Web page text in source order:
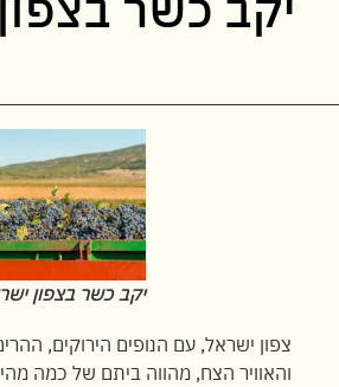
יקב כשר בצפון
צפון ישראל, עם הנופים הירוקים,
והאוויר הצח, מהווה ביתם של כמה